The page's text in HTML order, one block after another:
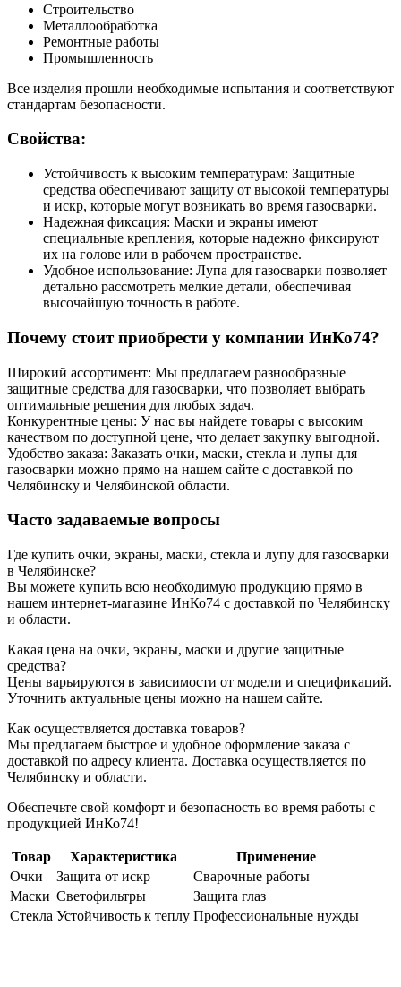
Строительство
Металлообработка
Ремонтные работы
Промышленность
Все изделия прошли необходимые испытания и соответствуют
стандартам безопасности.
Свойства:
Устойчивость к высоким температурам: Защитные
средства обеспечивают защиту от высокой температуры
и искр, которые могут возникать во время газосварки.
Надежная фиксация: Маски и экраны имеют
специальные крепления, которые надежно фиксируют
их на голове или в рабочем пространстве.
Удобное использование: Лупа для газосварки позволяет
детально рассмотреть мелкие детали, обеспечивая
высочайшую точность в работе.
Почему стоит приобрести у компании ИнКо74?
Широкий ассортимент: Мы предлагаем разнообразные
защитные средства для газосварки, что позволяет выбрать
оптимальные решения для любых задач.
Конкурентные цены: У нас вы найдете товары с высоким
качеством по доступной цене, что делает закупку выгодной.
Удобство заказа: Заказать очки, маски, стекла и лупы для
газосварки можно прямо на нашем сайте с доставкой по
Челябинску и Челябинской области.
Часто задаваемые вопросы
Где купить очки, экраны, маски, стекла и лупу для газосварки
в Челябинске?
Вы можете купить всю необходимую продукцию прямо в
нашем интернет-магазине ИнКо74 с доставкой по Челябинску
и области.
Какая цена на очки, экраны, маски и другие защитные
средства?
Цены варьируются в зависимости от модели и спецификаций.
Уточнить актуальные цены можно на нашем сайте.
Как осуществляется доставка товаров?
Мы предлагаем быстрое и удобное оформление заказа с
доставкой по адресу клиента. Доставка осуществляется по
Челябинску и области.
Обеспечьте свой комфорт и безопасность во время работы с
продукцией ИнКо74!
Товар Характеристика
Применение
Очки
Защита от искр
Сварочные работы
Маски Светофильтры
Защита глаз
Стекла Устойчивость к теплу Профессиональные нужды